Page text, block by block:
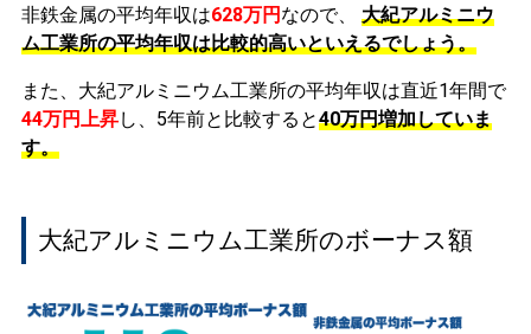
非鉄金属の平均年収は628万円 なので、
大紀アルミニウ
ム工業所の平均年収は比較的高いといえるでしょう。
また、大紀アルミニウム工業所の平均年収は直近1年間で
44万円上昇し、5年前と比較すると40万円増加していま
す。
大紀アルミニウム工業所のボーナス額